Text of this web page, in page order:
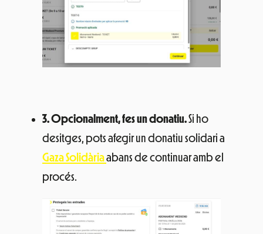
3. Opcionalment, fes un donatiu.Si ho
desitges, pots afegir un donatiu solidari a
Gaza Solidàriaabans de continuar amb el
procés.